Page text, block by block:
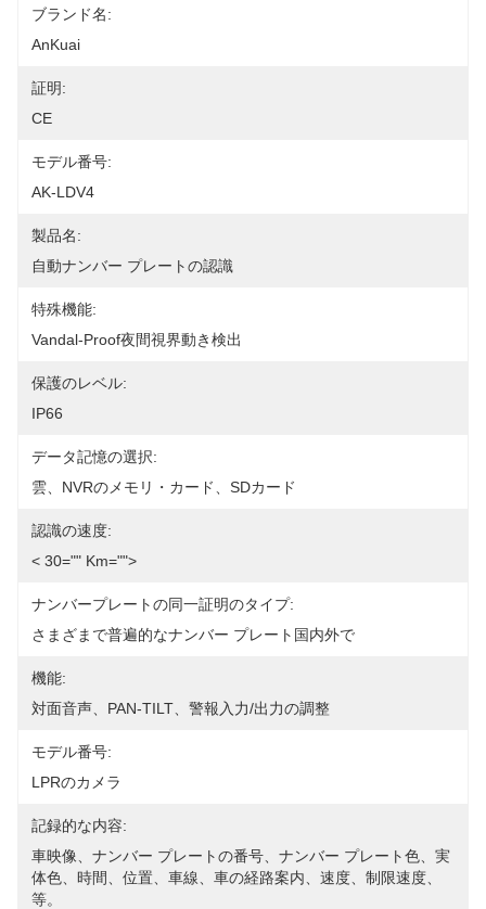
ブランド名:
AnKuai
証明:
CE
モデル番号:
AK-LDV4
製品名:
自動ナンバー プレートの認識
特殊機能:
Vandal-Proof夜間視界動き検出
保護のレベル:
IP66
データ記憶の選択:
雲、NVRのメモリ・カード、SDカード
認識の速度:
< 30="" Km="">
ナンバープレートの同一証明のタイプ:
さまざまで普遍的なナンバー プレート国内外で
機能:
対面音声、PAN-TILT、警報入力/出力の調整
モデル番号:
LPRのカメラ
記録的な内容:
車映像、ナンバー プレートの番号、ナンバー プレート色、実
体色、時間、位置、車線、車の経路案内、速度、制限速度、
等。